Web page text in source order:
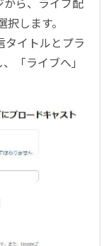
します。
イトルとプラ
「ライブへ」